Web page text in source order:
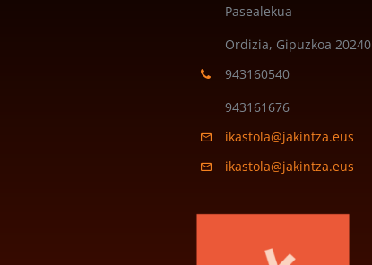
Pasealekua
Ordizia, Gipuzkoa20240
943160540
943161676
ikastola@jakintza.eus
ikastola@jakintza.eus